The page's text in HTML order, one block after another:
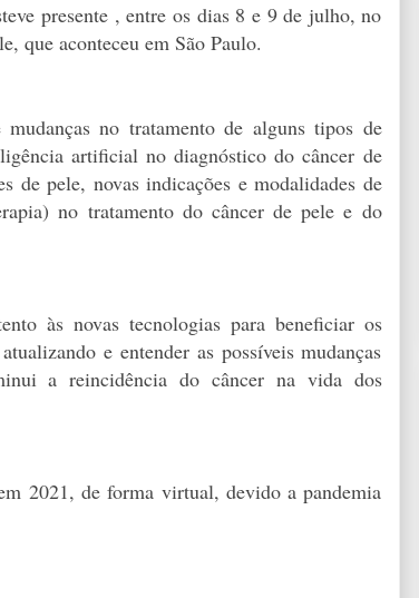
presente , entre os dias 8 e 9 de julho, no
que aconteceu em São Paulo.
no tratamento de alguns tipos de
artificial no diagnóstico do câncer de
de pele, novas indicações e modalidades de
no tratamento do câncer de pele e do
às novas tecnologias para beneficiar os
e entender as possíveis mudanças
a reincidência do câncer na vida dos
2021, de forma virtual, devido a pandemia